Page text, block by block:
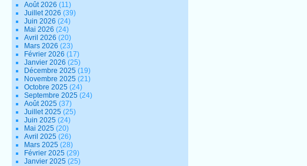
Août 2026 (11)
Juillet 2026 (39)
Juin 2026 (24)
Mai 2026 (24)
Avril 2026 (20)
Mars 2026 (23)
Février 2026 (17)
Janvier 2026 (25)
Décembre 2025 (19)
Novembre 2025 (21)
Octobre 2025 (24)
Septembre 2025 (24)
Août 2025 (37)
Juillet 2025 (25)
Juin 2025 (24)
Mai 2025 (20)
Avril 2025 (26)
Mars 2025 (28)
Février 2025 (29)
Janvier 2025 (25)